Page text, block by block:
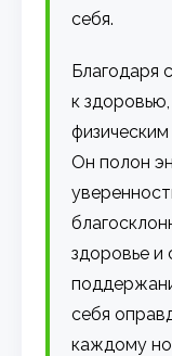
себя.
Благодаря
к
Он полон
здоровье и
себя
каждому